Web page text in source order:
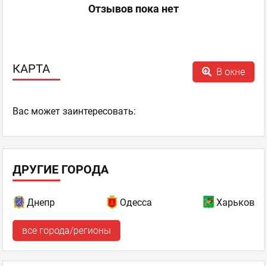
Отзывов пока нет
КАРТА В окне
Ваc может заинтересовать:
ДРУГИЕ ГОРОДА
Днепр Одесса Харьков
все города/регионы